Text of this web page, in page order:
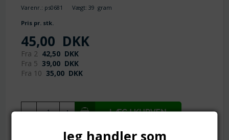
Varenr.: ps0681 Vægt:39 gram
Pris pr. stk.
45,00 DKK
Fra 2 42,50 DKK
Fra 5 39,00 DKK
Fra 10 35,00 DKK
Jeg handler som